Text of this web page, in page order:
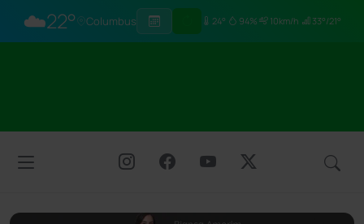
☁️22° Columbus 24° 94% 10km/h 33°/21°